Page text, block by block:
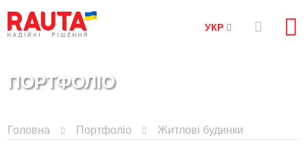
УКР
ПОРТФОЛІО
Головна Портфоліо Житлові будинки